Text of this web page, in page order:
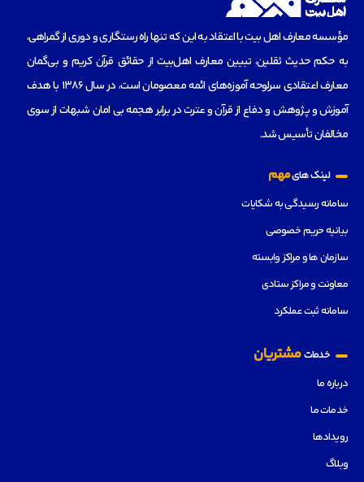
مؤسسه‌ معارف اهل بیت با اعتقاد به این که تنها راه رستگاری و دوری از گمراهی،
به حکم حدیث ثقلین، تبیین معارف اهل‌بیت از حقائق قرآن کریم و بی‌گمان
معارف اعتقادی سرلوحه آموزه‌های ائمه معصومان است، در سال 1386 با هدف
آموزش و پژوهش و دفاع از قرآن و عترت در برابر هجمه بی امان شبهات از سوی
مخالفان تأسیس شد.
لینک هایمهم
سامانه رسیدگی به شکایات
بیانیه حریم خصوصی
سازمان ها و مراکز وابسته
معاونت و مراکز ستادی
سامانه ثبت عملکرد
خدماتمشتریان
درباره ما
خدمات ما
رویدادها
وبلاگ